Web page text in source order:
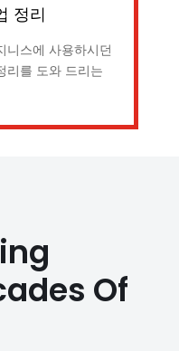
정리
스에 사용하시던
리를 도와 드리는
Of